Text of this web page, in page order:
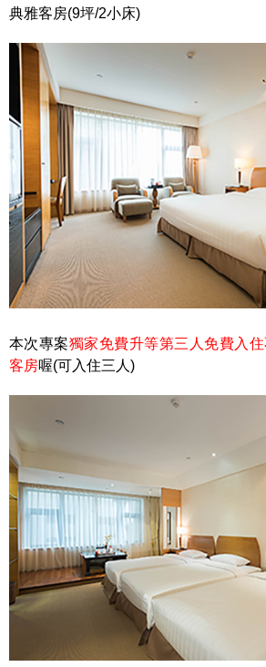
典雅客房(9坪/2小床)
本次專案獨家免費升等第三人免費入
客房喔(可入住三人)